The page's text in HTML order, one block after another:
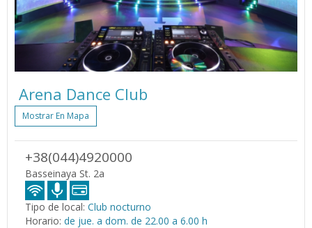
Arena Dance Club
Mostrar En Mapa
+38(044)4920000
Basseinaya St. 2a
Tipo de local: Club nocturno
Horario: de jue. a dom. de 22.00 a 6.00 h